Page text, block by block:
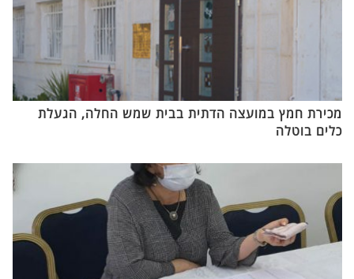
מכירת חמץ במועצה הדתית בבית שמש החלה, הגעלת
כלים בוטלה